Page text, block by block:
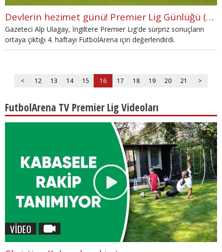
Devlerin hezimet günü! Premier Lig Günlüğü (4. Hafta)
Gazeteci Alp Ulagay, İngiltere Premier Lig'de sürpriz sonuçların
ortaya çıktığı 4. haftayı FutbolArena için değerlendirdi.
< 12 13 14 15 16 17 18 19 20 21 >
FutbolArena TV Premier Lig Videoları
VİDEO